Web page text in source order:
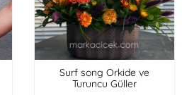
Surf song Orkide ve
Turuncu Güller